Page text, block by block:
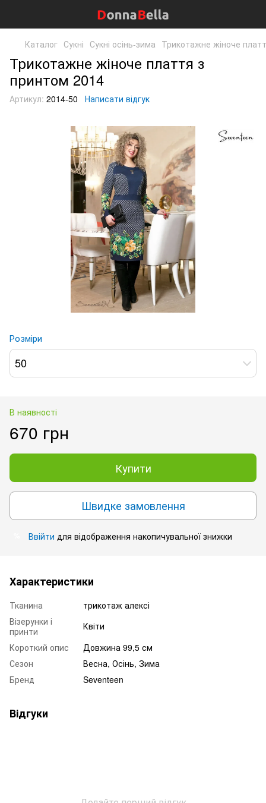
Каталог Сукні Сукні осінь-зима Трикотажне жіноче
Трикотажне жіноче плаття з
принтом 2014
Артикул: 2014-50 Написати відгук
Розміри
50
В наявності
670 грн
Купити
Швидке замовлення
Ввійти для відображення накопичувальної знижки
Характеристики
Тканина
трикотаж алексі
Візерунки і
принти
Квіти
Короткий опис
Довжина 99,5 см
Сезон
Весна, Осінь, Зима
Бренд
Seventeen
Відгуки